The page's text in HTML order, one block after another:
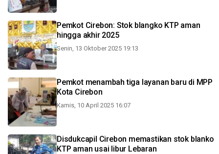
Pemkot Cirebon: Stok blangko KTP aman
hingga akhir 2025
Senin, 13 Oktober 2025 19:13
Pemkot menambah tiga layanan baru di MPP
Kota Cirebon
Kamis, 10 April 2025 16:07
Disdukcapil Cirebon memastikan stok blanko
KTP aman usai libur Lebaran